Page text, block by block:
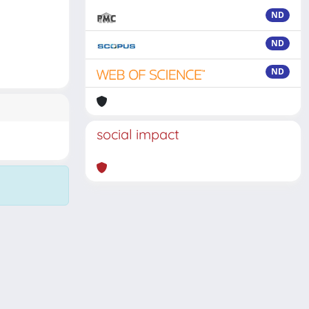
ND
ND
ND
social impact